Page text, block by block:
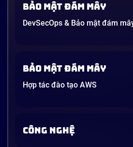
Bảo mật đám mây
DevSecOps & Bảo mật đám
Bảo mật đám mây
Hợp tác đào tạo AWS
CÔNG NGHỆ